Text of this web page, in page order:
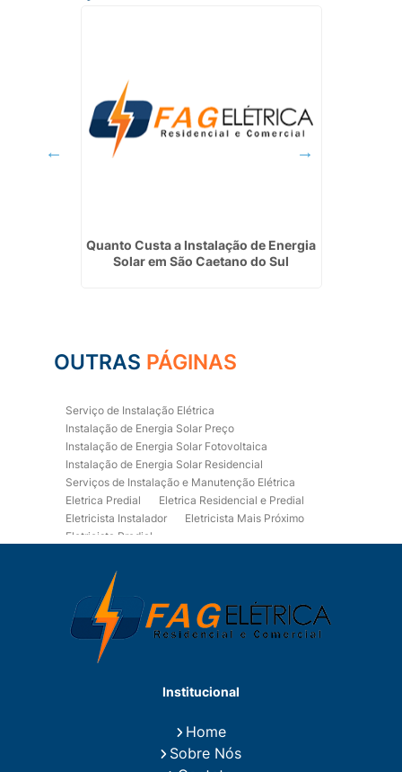
Quanto Custa a Instalação de Energia
Solar em São Caetano do Sul
OUTRAS PÁGINAS
Serviço de Instalação Elétrica
Instalação de Energia Solar Preço
Instalação de Energia Solar Fotovoltaica
Instalação de Energia Solar Residencial
Serviços de Instalação e Manutenção Elétrica
Eletrica Predial
Eletrica Residencial e Predial
Eletricista Instalador
Eletricista Mais Próximo
Eletricista Predial
Eletricista Residencial
Eletricista Residencial E Predial
Eletricistas de Manutenção
Empresa de Instalações Elétricas
Empresa de Manutenção Eletrica
Empresa de Prestação de Serviços Eletricos
Fiação para Instalação Eletrica Residencial
Instalação de Energia Solar Residencial Preço
Instalação de Painel Solar
Institucional
Home
Sobre Nós